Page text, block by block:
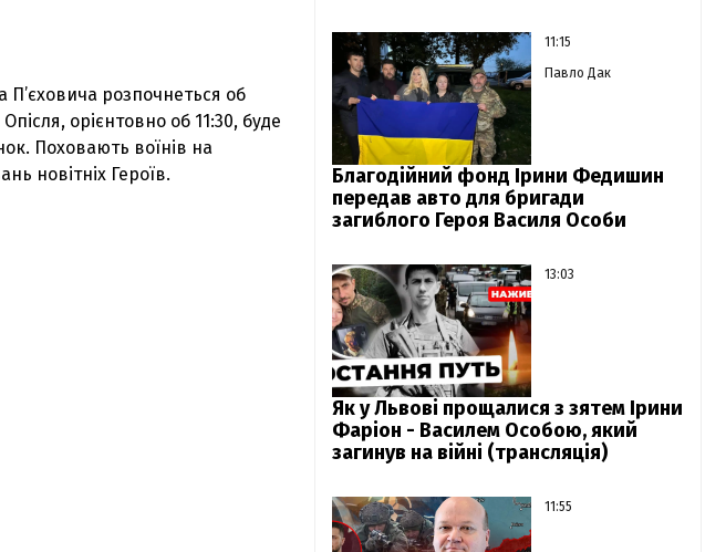
розпочнеться об
орієнтовно об 11:30, буде
Поховають воїнів на
новітніх Героїв.
11:15
Павло Дак
Благодійний фонд Ірини Федишин
передав авто для бригади
загиблого Героя Василя Особи
13:03
Як у Львові прощалися з зятем Ірини
Фаріон - Василем Особою, який
загинув на війні (трансляція)
11:55